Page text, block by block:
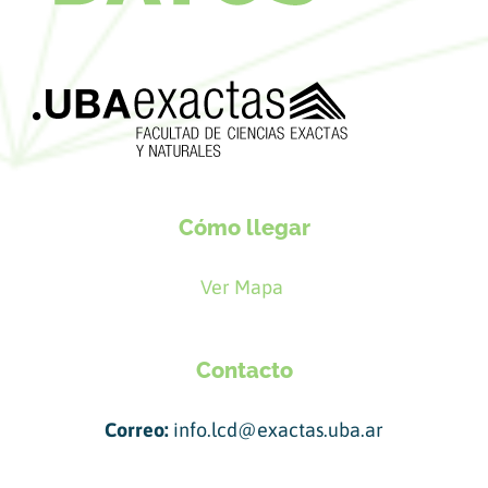
Cómo llegar
Ver Mapa
Contacto
Correo: info.lcd@exactas.uba.ar